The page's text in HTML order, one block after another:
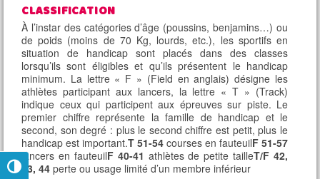
Passer en contraste élevé
CLASSIFICATION
À l’instar des catégories d’âge (poussins, benjamins…) ou
de poids (moins de 70 Kg, lourds, etc.), les sportifs en
situation de handicap sont placés dans des classes
lorsqu’ils sont éligibles et qu’ils présentent le handicap
minimum. La lettre « F » (Field en anglais) désigne les
athlètes participant aux lancers, la lettre « T » (Track)
indique ceux qui participent aux épreuves sur piste. Le
premier chiffre représente la famille de handicap et le
second, son degré : plus le second chiffre est petit, plus le
handicap est important.T 51-54 courses en fauteuilF 51-57
lancers en fauteuilF 40-41 athlètes de petite tailleT/F 42,
43, 44 perte ou usage limité d’un membre inférieur